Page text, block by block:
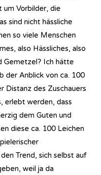
Vorbilder, die
sind nicht hässliche
so viele Menschen
also Hässliches, also
Gemetzel? Ich hätte
der Anblick von ca. 100
Distanz des Zuschauers
erlebt werden, dass
dem Guten und
diese ca. 100 Leichen
Trend, sich selbst auf
weil ja da